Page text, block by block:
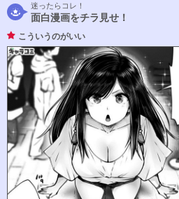
迷ったらコレ！
面白漫画をチラ見せ！
こういうのがいい